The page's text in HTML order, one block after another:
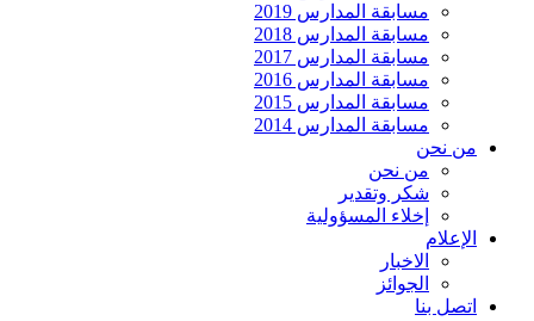
مسابقة المدارس 2019
مسابقة المدارس 2018
مسابقة المدارس 2017
مسابقة المدارس 2016
مسابقة المدارس 2015
مسابقة المدارس 2014
من نحن
من نحن
شكر وتقدير
إخلاء المسؤولية
الإعلام
الاخبار
الجوائز
اتصل بنا